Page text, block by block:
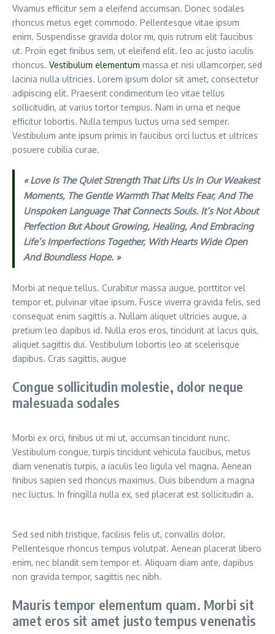
YouTube)
Vivamus efficitur sem a eleifend accumsan. Donec sodales
rhoncus metus eget commodo. Pellentesque vitae ipsum
enim. Suspendisse gravida dolor mi, quis rutrum elit faucibus
ut. Proin eget finibus sem, ut eleifend elit. leo ac justo iaculis
rhoncus. Vestibulum elementum massa et nisi ullamcorper, sed
lacinia nulla ultricies. Lorem ipsum dolor sit amet, consectetur
adipiscing elit. Praesent condimentum leo vitae tellus
sollicitudin, at varius tortor tempus. Nam in urna et neque
efficitur lobortis. Nulla tempus luctus urna sed semper.
Vestibulum ante ipsum primis in faucibus orci luctus et ultrices
posuere cubilia curae.
« Love Is The Quiet Strength That Lifts Us In Our Weakest
Moments, The Gentle Warmth That Melts Fear, And The
Unspoken Language That Connects Souls. It’s Not About
Perfection But About Growing, Healing, And Embracing
Life’s Imperfections Together, With Hearts Wide Open
And Boundless Hope. »
Morbi at neque tellus. Curabitur massa augue, porttitor vel
tempor et, pulvinar vitae ipsum. Fusce viverra gravida felis, sed
consequat enim sagittis a. Nullam aliquet ultricies augue, a
pretium leo dapibus id. Nulla eros eros, tincidunt at lacus quis,
aliquet sagittis dui. Vestibulum lobortis leo at scelerisque
dapibus. Cras sagittis, augue
Congue sollicitudin molestie, dolor neque
malesuada sodales
Morbi ex orci, finibus ut mi ut, accumsan tincidunt nunc.
Vestibulum congue, turpis tincidunt vehicula faucibus, metus
diam venenatis turpis, a iaculis leo ligula vel magna. Aenean
finibus sapien sed rhoncus maximus. Duis bibendum a magna
nec luctus. In fringilla nulla ex, sed placerat est sollicitudin a.
Sed sed nibh tristique, facilisis felis ut, convallis dolor.
Pellentesque rhoncus tempus volutpat. Aenean placerat libero
enim, nec blandit sem tempor et. Aliquam diam ante, dapibus
non gravida tempor, sagittis nec nibh.
Mauris tempor elementum quam. Morbi sit
amet eros sit amet justo tempus venenatis